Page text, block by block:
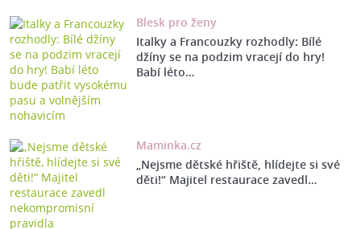
Blesk pro ženy
Italky a Francouzky rozhodly: Bílé
džíny se na podzim vracejí do hry!
Babí léto…
Maminka.cz
„Nejsme dětské hřiště, hlídejte si své
děti!“ Majitel restaurace zavedl…